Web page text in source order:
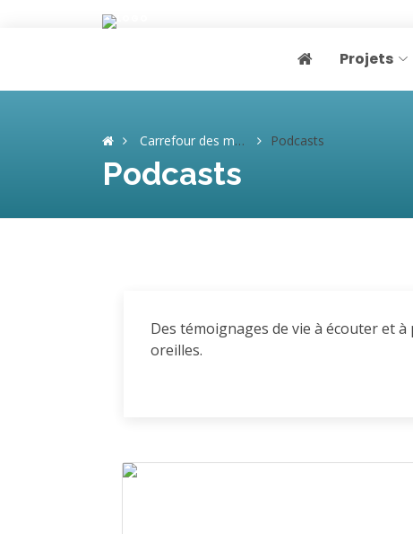
Page home
Projets
Carrefour des mémoires Podcasts
Podcasts
Des témoignages de vie à écouter et
oreilles.